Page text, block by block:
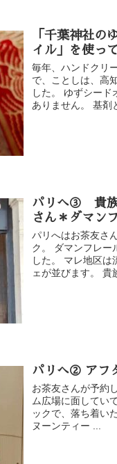
「千葉神社の
イル」を使っ
毎年、ハンドクリ
で、ことしは、高
した。 ゆずシード
ありません。 基剤
パリへ③ 貴族
さん＊ダマン
パリへはお茶友さ
ク。 ダマンフレー
した。 マレ地区は
ェが並びます。 貴
パリへ② アフ
お茶友さんが予約
ム広場に面してい
ックで、落ち着い
ヌーンティー ...